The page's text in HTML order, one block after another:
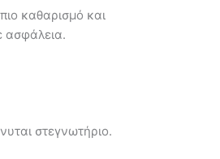
καθαρισμό και
ασφάλεια.
στεγνωτήριο.